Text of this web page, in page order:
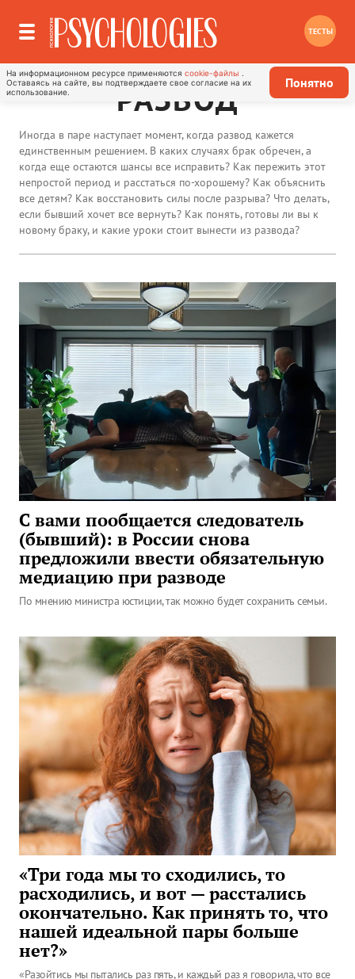
ТЕСТЫ
На информационном ресурсе применяются cookie-файлы
Оставаясь на сайте, вы подтверждаете свое согласие на их
использование.
Понятно
РАЗВОД
Иногда в паре наступает момент, когда развод кажется
единственным решением. В каких случаях брак обречен, а
когда еще остаются шансы все исправить? Как пережить этот
непростой период и расстаться по-хорошему? Как объяснить
все детям? Как восстановить силы после разрыва? Что делать,
если бывший хочет все вернуть? Как понять, готовы ли вы к
новому браку, и какие уроки стоит вынести из развода?
С вами пообщается следователь
(бывший): в России снова
предложили ввести обязательную
медиацию при разводе
По мнению министра юстиции, так можно будет сохранить семьи.
«Три года мы то сходились, то
расходились, и вот — расстались
окончательно. Как принять то, что
нашей идеальной пары больше
нет?»
«Разойтись мы пытались раз пять, и каждый раз я говорила, что все